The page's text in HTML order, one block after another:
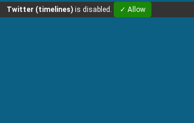
Twitter (timelines)is disabled. ✓ Allow